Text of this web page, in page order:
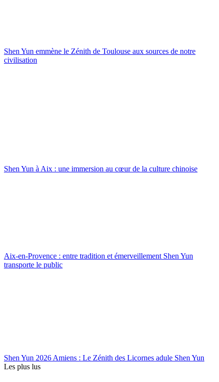
Shen Yun emmène le Zénith de Toulouse aux sources de notre
civilisation
Shen Yun à Aix : une immersion au cœur de la culture chinoise
Aix-en-Provence : entre tradition et émerveillement Shen Yun
transporte le public
Shen Yun 2026 Amiens : Le Zénith des Licornes adule Shen Yun
Les plus lus